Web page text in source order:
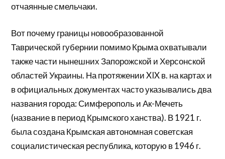
отчаянные смельчаки.
Вот почему границы новообразованной
Таврической губернии помимо Крыма охватывали
также части нынешних Запорожской и Херсонской
областей Украины. На протяжении XIX в. на картах и
в официальных документах часто указывались два
названия города: Симферополь и Ак-Мечеть
(название в период Крымского ханства). В 1921 г.
была создана Крымская автономная советская
социалистическая республика, которую в 1946 г.